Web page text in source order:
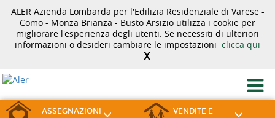
ALER Azienda Lombarda per l'Edilizia Residenziale di Varese -
Como - Monza Brianza - Busto Arsizio utilizza i cookie per
migliorare l'esperienza degli utenti. Se necessiti di ulteriori
informazioni o desideri cambiare le impostazioni clicca qui
X
ASSEGNAZIONI VENDITE E